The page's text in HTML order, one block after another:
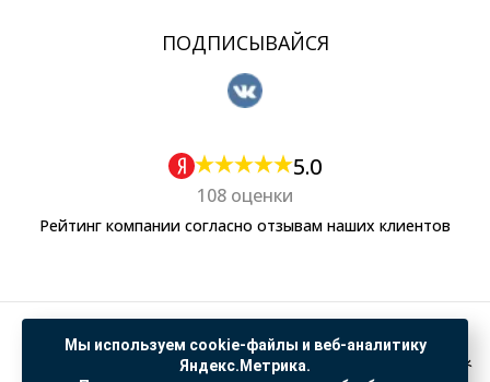
ПОДПИСЫВАЙСЯ
5.0
108 оценки
Рейтинг компании согласно отзывам наших клиентов
Политика обработки персональных данных
Согласие на обработку данных Яндекс Метрика
Мы используем cookie-файлы и веб-аналитику
Яндекс.Метрика.